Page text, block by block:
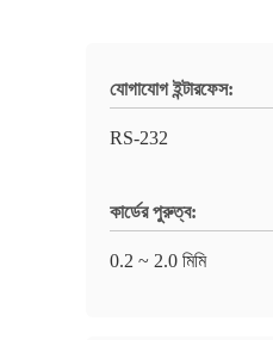
যোগাযোগ ইন্টারফেস:
RS-232
কার্ডের পুরুত্ব:
0.2 ~ 2.0 মিমি